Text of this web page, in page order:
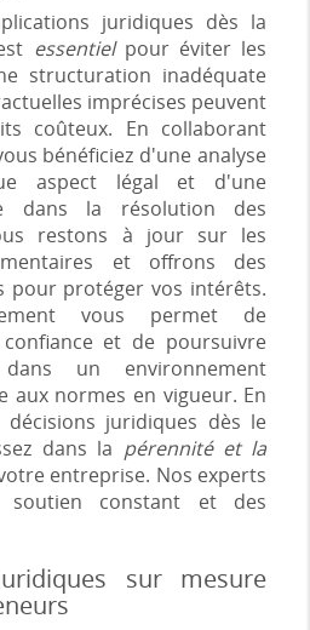
juridiques dès la
essentielpour éviter les
structuration inadéquate
imprécises peuvent
coûteux. En collaborant
bénéficiez d'une analyse
aspect légal et d'une
dans la résolution des
restons à jour sur les
et offrons des
pour protéger vos intérêts.
vous permet de
et de poursuivre
un environnement
aux normes en vigueur. En
juridiques dès le
dans la pérennité et la
entreprise. Nos experts
constant et des
sur mesure